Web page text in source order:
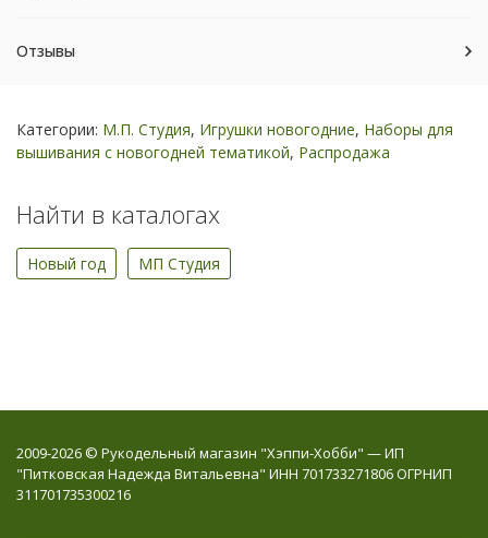
Отзывы
Категории: М.П. Студия, Игрушки новогодние, Наборы для
вышивания с новогодней тематикой, Распродажа
Найти в каталогах
Новый год МП Студия
2009-2026 © Рукодельный магазин "Хэппи-Хобби" — ИП
"Питковская Надежда Витальевна" ИНН 701733271806 ОГРНИП
311701735300216